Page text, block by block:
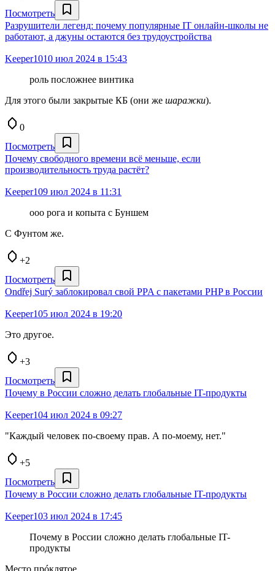
Посмотреть
Разрушители легенд: почему популярные IT онлайн-школы не
работают, а джуны остаются без трудоустройства
Keeper1010 июл 2024 в 15:43
роль посложнее винтика
Для этого были закрытые КБ (они же шаражки).
0
Посмотреть
Почему свободного времени всё меньше, если
производительность труда растёт?
Keeper109 июл 2024 в 11:31
ооо рога и копыта с Буншем
С Фунтом же.
+2
Посмотреть
Ondřej Surý заблокировал свой PPA с пакетами PHP в России
Keeper105 июл 2024 в 19:20
Это другое.
+3
Посмотреть
Почему в России сложно делать глобальные IT-продукты
Keeper104 июл 2024 в 09:27
"Каждый человек по-своему прав. А по-моему, нет."
+5
Посмотреть
Почему в России сложно делать глобальные IT-продукты
Keeper103 июл 2024 в 17:45
Почему в России сложно делать глобальные IT-
продукты
Место прóклятое.